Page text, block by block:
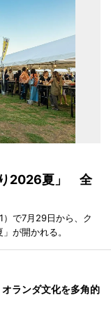
り2026夏」 全
で7月29日から、ク
が開かれる。
ランダ文化を多角的